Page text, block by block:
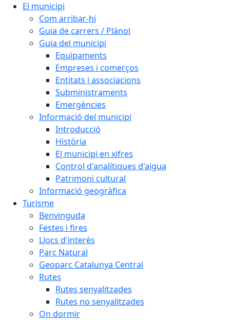
El municipi
Com arribar-hi
Guia de carrers / Plànol
Guia del municipi
Equipaments
Empreses i comerços
Entitats i associacions
Subministraments
Emergències
Informació del municipi
Introducció
Història
El municipi en xifres
Control d'analítiques d'aigua
Patrimoni cultural
Informació geogràfica
Turisme
Benvinguda
Festes i fires
Llocs d'interès
Parc Natural
Geoparc Catalunya Central
Rutes
Rutes senyalitzades
Rutes no senyalitzades
On dormir